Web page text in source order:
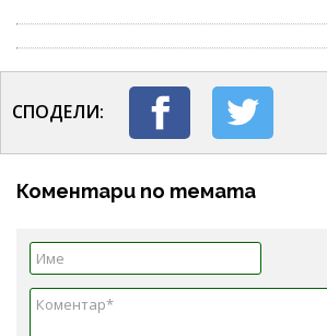
СПОДЕЛИ:
Коментари по темата